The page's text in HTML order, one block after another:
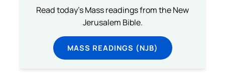
Read today's Mass readings from the New
Jerusalem Bible.
MASS READINGS (NJB)